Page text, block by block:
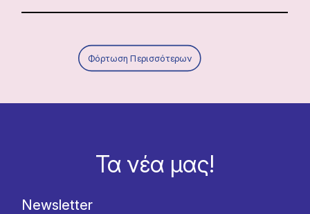
Φόρτωση Περισσότερων
Τα νέα μας!
Newsletter